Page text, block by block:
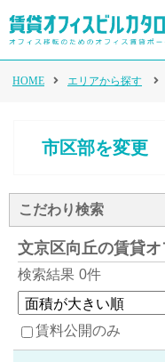
HOME エリアから探す
市区部を変更
こだわり検索
文京区向丘の賃貸
検索結果 0件
賃料公開のみ